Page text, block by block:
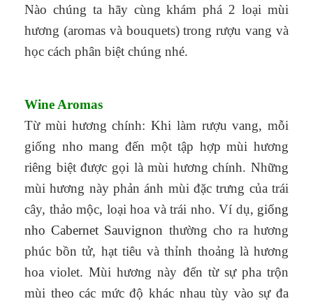
Nào chúng ta hãy cùng khám phá 2 loại mùi
hương (aromas và bouquets) trong rượu vang và
học cách phân biệt chúng nhé.
Wine Aromas
Từ mùi hương chính: Khi làm rượu vang, mỗi
giống nho mang đến một tập hợp mùi hương
riêng biệt được gọi là mùi hương chính. Những
mùi hương này phản ánh mùi đặc trưng của trái
cây, thảo mộc, loại hoa và trái nho. Ví dụ, giống
nho Cabernet Sauvignon thường cho ra hương
phúc bồn tử, hạt tiêu và thỉnh thoảng là hương
hoa violet. Mùi hương này đến từ sự pha trộn
mùi theo các mức độ khác nhau tùy vào sự đa